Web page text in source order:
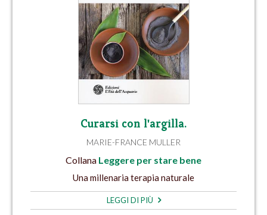
Curarsi con l'argilla.
MARIE-FRANCE MULLER
Collana Leggere per stare bene
Una millenaria terapia naturale
LEGGI DI PIÙ